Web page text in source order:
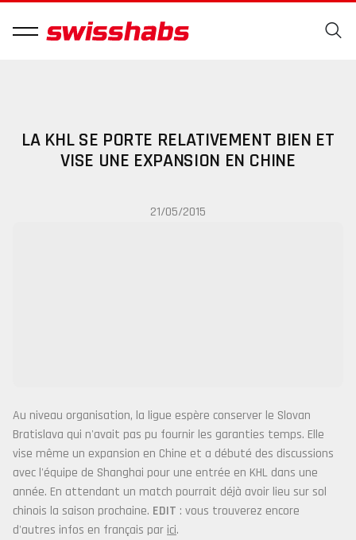
LA KHL SE PORTE RELATIVEMENT BIEN ET
VISE UNE EXPANSION EN CHINE
21/05/2015
Au niveau organisation, la ligue espère conserver le Slovan
Bratislava qui n'avait pas pu fournir les garanties temps. Elle
vise même un expansion en Chine et a débuté des discussions
avec l'équipe de Shanghai pour une entrée en KHL dans une
année. En attendant un match pourrait déjà avoir lieu sur sol
chinois la saison prochaine. EDIT : vous trouverez encore
d'autres infos en français par ici.